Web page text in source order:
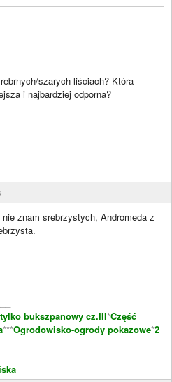
szarych liściach? Która
i najbardziej odporna?
znam srebrzystych, Andromeda z
bukszpanowy cz.III*Część
***Ogrodowisko-ogrody pokazowe*2